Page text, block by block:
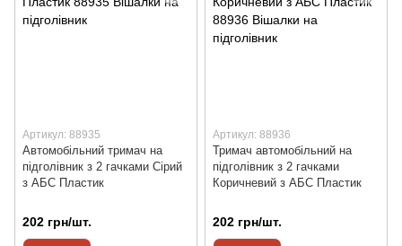
Артикул: 88935
Автомобільний тримач на
підголівник з 2 гачками Сірий
з АБС Пластик
202 грн/шт.
Артикул: 88936
Тримач автомобільний на
підголівник з 2 гачками
Коричневий з АБС Пластик
202 грн/шт.